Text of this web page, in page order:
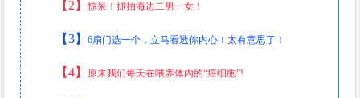
【2】惊呆！抓拍海边二男一女！
【3】6扇门选一个，立马看透你内心！太有意思了！
【4】 原来我们每天在喂养体内的“癌细胞”!